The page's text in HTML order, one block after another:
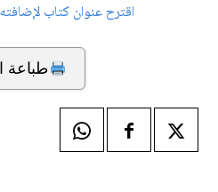
اقترح عنوان كتاب
طباعة